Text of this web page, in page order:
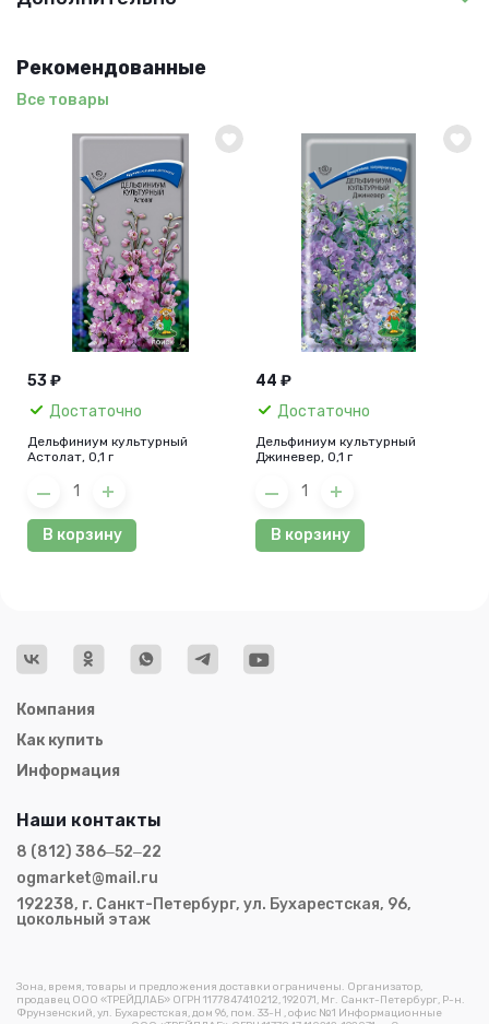
Рекомендованные
Все товары
53 ₽
Достаточно
Дельфиниум культурный
Астолат, 0,1 г
В корзину
44 ₽
Достаточно
Дельфиниум культурный
Джиневер, 0,1 г
В корзину
Компания
Как купить
Информация
Зона, время, товары и предложения доставки ограничены. Организатор,
продавец ООО «ТРЕЙДЛАБ» ОГРН 1177847410212, 192071, Мг. Санкт-Петербург, Р-н.
Фрунзенский, ул. Бухарестская, дом 96, пом. 33-Н , офис №1 Информационные
Наши контакты
8 (812) 386‒52‒22
ogmarket@mail.ru
192238, г. Санкт-Петербург, ул. Бухарестская, 96,
цокольный этаж